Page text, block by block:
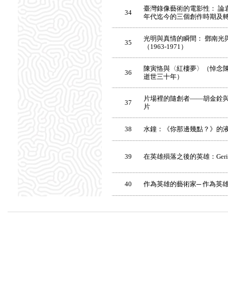
34
臺灣錄像藝術的電影性： 論
年代迄今的三個創作時期及
35
光明與真情的瞬間： 鄧南光
（1963-1971）
36
陳寅恪與〈紅樓夢〉（悼念
逝世三十年）
37
片場裡的隨創者——胡金銓
片
38 水鐘：《你那邊幾點？》的
39 在英雄殞落之後的英雄：
40 作為英雄的藝術家─ 作為英